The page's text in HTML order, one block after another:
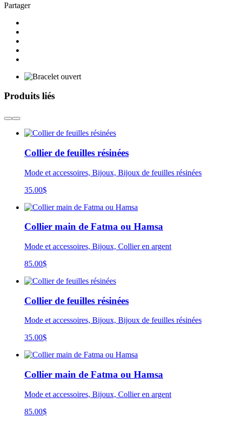
Partager
Produits liés
Collier de feuilles résinées
Mode et accessoires, Bijoux, Bijoux de feuilles résinées
35.00$
Collier main de Fatma ou Hamsa
Mode et accessoires, Bijoux, Collier en argent
85.00$
Collier de feuilles résinées
Mode et accessoires, Bijoux, Bijoux de feuilles résinées
35.00$
Collier main de Fatma ou Hamsa
Mode et accessoires, Bijoux, Collier en argent
85.00$